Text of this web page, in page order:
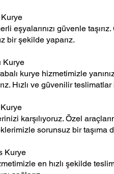
eşyalarınızı güvenle
bir şekilde yaparız.
Kurye
kurye hizmetimizle
Hızlı ve güvenilir
karşılıyoruz. Özel
sorunsuz bir taşıma
Kurye
en hızlı şekilde